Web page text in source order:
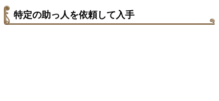
特定の助っ人を依頼して入手